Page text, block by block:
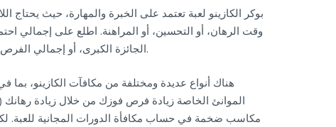
بوكر الكازينو لعبة تعتمد على الخبرة والمهارة، حيث
وقت الرهان، أو التحسين، أو المراهنة. اطلع على إجمالي
الجائزة الكبرى، أو إجماليبعد الانتهاء من جميع الأوراق النقدية، يقوم الوسيط الجديد بعدّ الأوراق النقدية الجديدة بناءً على التفكير المطلوب.
الموانئ الخاصة زيادة فرص فوزك من خلال زيادة